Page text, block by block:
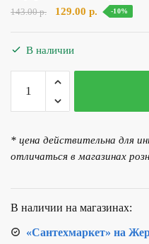
143.00р.
Первоначальная
129.00 р. Текущая
-10%
В наличии
Количество
товара
Муфта
1/4"
чугунная
* цена действительна для
отличаться в магазинах
В наличии на магазинах:
«Сантехмаркет» на